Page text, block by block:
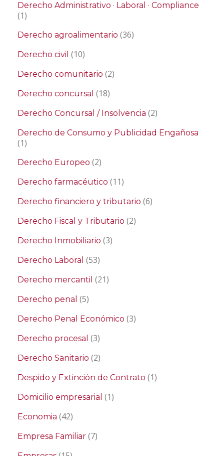
Derecho Administrativo · Laboral · Compliance
(1)
Derecho agroalimentario (36)
Derecho civil (10)
Derecho comunitario (2)
Derecho concursal (18)
Derecho Concursal / Insolvencia (2)
Derecho de Consumo y Publicidad Engañosa
(1)
Derecho Europeo (2)
Derecho farmacéutico (11)
Derecho financiero y tributario (6)
Derecho Fiscal y Tributario (2)
Derecho Inmobiliario (3)
Derecho Laboral (53)
Derecho mercantil (21)
Derecho penal (5)
Derecho Penal Económico (3)
Derecho procesal (3)
Derecho Sanitario (2)
Despido y Extinción de Contrato (1)
Domicilio empresarial (1)
Economia (42)
Empresa Familiar (7)